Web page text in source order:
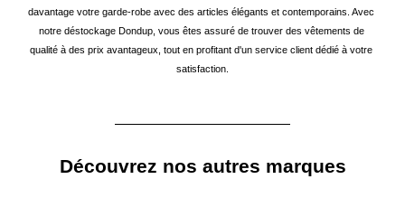
davantage votre garde-robe avec des articles élégants et contemporains. Avec
notre déstockage Dondup, vous êtes assuré de trouver des vêtements de
qualité à des prix avantageux, tout en profitant d'un service client dédié à votre
satisfaction.
Découvrez nos autres marques